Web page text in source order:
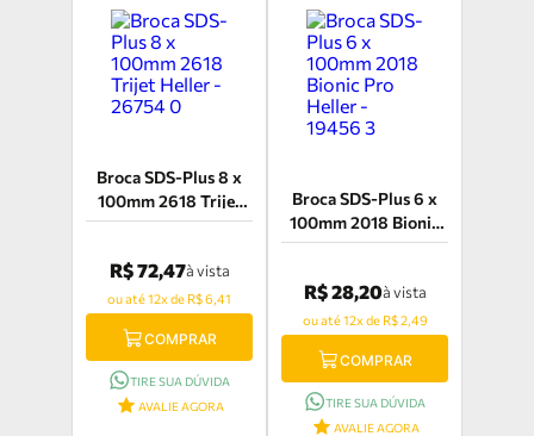
Broca SDS-Plus 8 x
100mm 2618 Trijet
Heller - 26754 0
R$ 72,47à vista
ou até 12x de R$ 6,41
COMPRAR
TIRE SUA DÚVIDA
AVALIE AGORA
Broca SDS-Plus 6 x
100mm 2018 Bionic
Pro Heller - 19456 3
R$ 28,20à vista
ou até 12x de R$ 2,49
COMPRAR
TIRE SUA DÚVIDA
AVALIE AGORA